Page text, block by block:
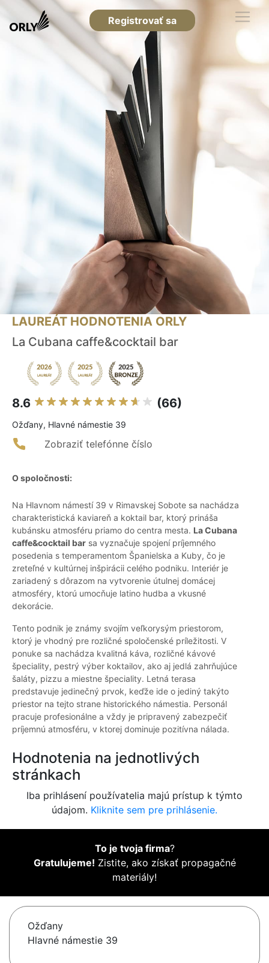
Registrovať sa
LAUREÁT HODNOTENIA ORLY
La Cubana caffe&cocktail bar
8.6 (66)
Ožďany, Hlavné námestie 39
Zobraziť telefónne číslo
O spoločnosti:
Na Hlavnom námestí 39 v Rimavskej Sobote sa nachádza
charakteristická kaviareň a koktail bar, ktorý prináša
kubánsku atmosféru priamo do centra mesta. La Cubana
caffe&cocktail bar sa vyznačuje spojení príjemného
posedenia s temperamentom Španielska a Kuby, čo je
zreteľné v kultúrnej inšpirácii celého podniku. Interiér je
zariadený s dôrazom na vytvorenie útulnej domácej
atmosféry, ktorú umocňuje latino hudba a vkusné
dekorácie.
Tento podnik je známy svojím veľkorysým priestorom,
ktorý je vhodný pre rozličné spoločenské príležitosti. V
ponuke sa nachádza kvalitná káva, rozličné kávové
špeciality, pestrý výber koktailov, ako aj jedlá zahrňujúce
šaláty, pizzu a miestne špeciality. Letná terasa
predstavuje jedinečný prvok, keďže ide o jediný takýto
priestor na tejto strane historického námestia. Personál
pracuje profesionálne a vždy je pripravený zabezpečiť
príjemnú atmosféru, v ktorej dominuje pozitívna nálada.
Hodnotenia na jednotlivých
stránkach
Iba prihlásení používatelia majú prístup k týmto
údajom. Kliknite sem pre prihlásenie.
To je tvoja firma?
Gratulujeme! Zistite, ako získať propagačné
materiály!
Ožďany
Hlavné námestie 39